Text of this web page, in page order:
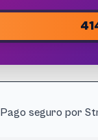
Pago seguro por